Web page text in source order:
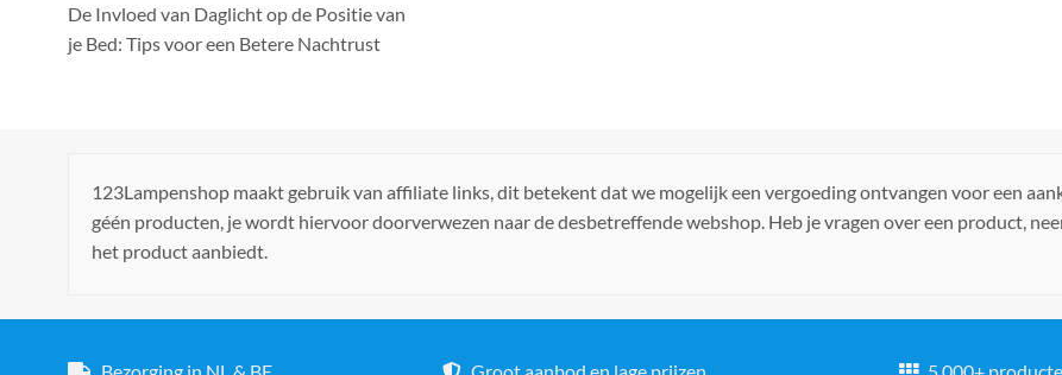
De Invloed van Daglicht op de Positie van
je Bed: Tips voor een Betere Nachtrust
123Lampenshop maakt gebruik van affiliate links, dit betekent dat we mogelijk een vergoeding ontvangen voor een
géén producten, je wordt hiervoor doorverwezen naar de desbetreffende webshop. Heb je vragen over een product,
het product aanbiedt.